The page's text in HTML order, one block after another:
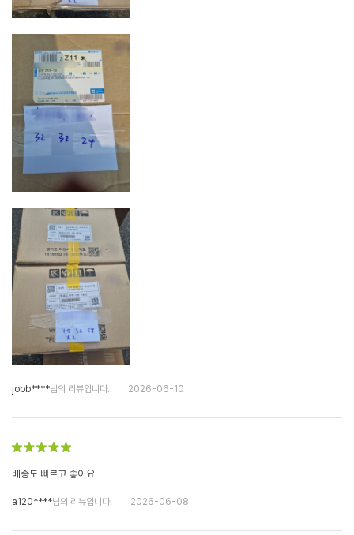
jobb****님의 리뷰입니다. 2026-06-10
배송도 빠르고 좋아요
a120****님의 리뷰입니다. 2026-06-08